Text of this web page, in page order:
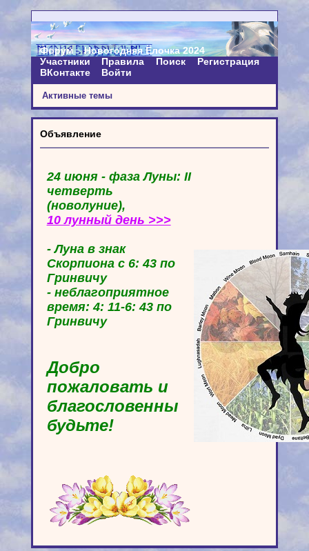
Форум
Новогодняя Ёлочка 2024
Участники
Правила Поиск
Регистрация
ВКонтакте
Войти
Активные темы
Объявление
24 июня - фаза Луны: II
четверть
(новолуние),
10 лунный день >>>
- Луна в знак
Скорпиона с 6: 43 по
Гринвичу
- неблагоприятное
время: 4: 11-6: 43 по
Гринвичу
Добро
пожаловать и
благословенны
будьте!